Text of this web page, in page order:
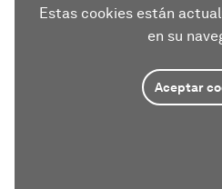
Estas cookies están
en su
Aceptar